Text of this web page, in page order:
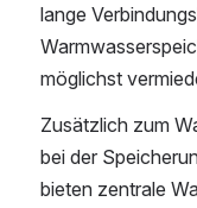
lange
möglichst
Zusätzlich zum
bei der
bieten zentrale